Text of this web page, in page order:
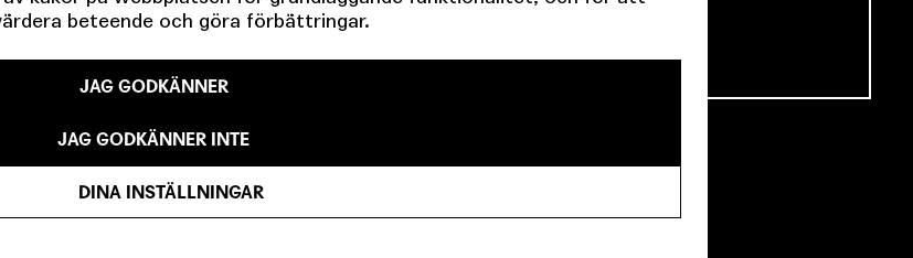
– MED NORÉN
beteende och göra förbättringar.
JAG GODKÄNNER
JAG GODKÄNNER INTE
DINA INSTÄLLNINGAR